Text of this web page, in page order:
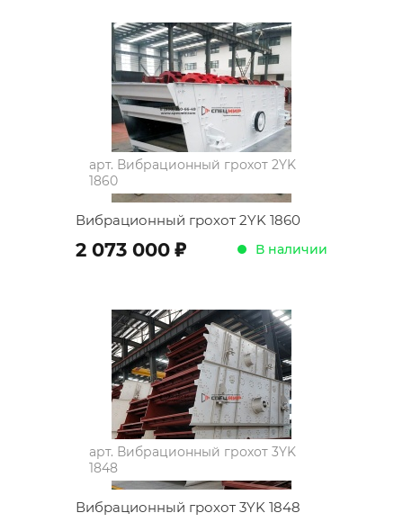
арт. Вибрационный грохот 2YK
1860
Вибрационный грохот 2YK 1860
2 073 000 ; В наличии
арт. Вибрационный грохот 3YK
1848
Вибрационный грохот 3YK 1848